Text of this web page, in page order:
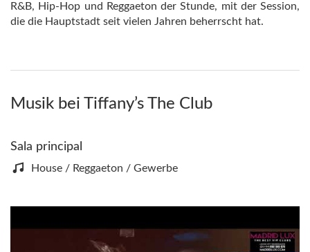
R&B, Hip-Hop und Reggaeton der Stunde, mit der Session,
die die Hauptstadt seit vielen Jahren beherrscht hat.
Musik bei Tiffany’s The Club
Sala principal
House / Reggaeton / Gewerbe